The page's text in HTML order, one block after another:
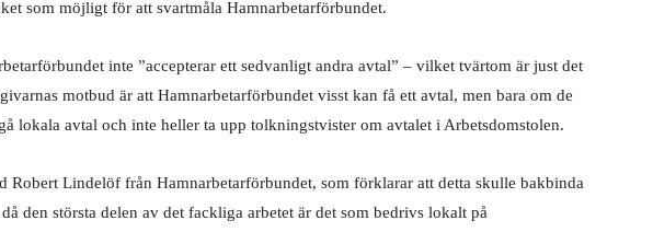
som möjligt för att svartmåla Hamnarbetarförbundet.
inte ”accepterar ett sedvanligt andra avtal” – vilket tvärtom är just det
motbud är att Hamnarbetarförbundet visst kan få ett avtal, men bara om de
lokala avtal och inte heller ta upp tolkningstvister om avtalet i Arbetsdomstolen.
Robert Lindelöf från Hamnarbetarförbundet, som förklarar att detta skulle bakbinda
den största delen av det fackliga arbetet är det som bedrivs lokalt på